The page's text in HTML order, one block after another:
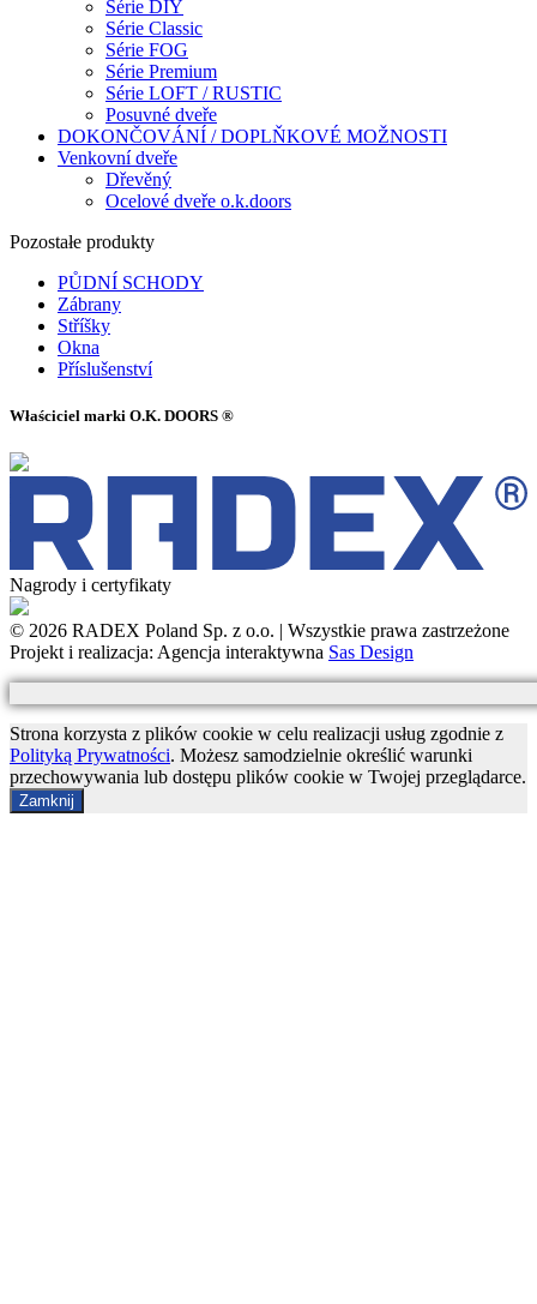
Série DIY
Série Classic
Série FOG
Série Premium
Série LOFT / RUSTIC
Posuvné dveře
DOKONČOVÁNÍ / DOPLŇKOVÉ MOŽNOSTI
Venkovní dveře
Dřevěný
Ocelové dveře o.k.doors
Pozostałe produkty
PŮDNÍ SCHODY
Zábrany
Stříšky
Okna
Příslušenství
Właściciel marki O.K. DOORS ®
Nagrody i certyfikaty
© 2026 RADEX Poland Sp. z o.o. | Wszystkie prawa zastrzeżone
Projekt i realizacja: Agencja interaktywna Sas Design
Strona korzysta z plików cookie w celu realizacji usług zgodnie z
Polityką Prywatności. Możesz samodzielnie określić warunki
przechowywania lub dostępu plików cookie w Twojej przeglądarce.
Zamknij